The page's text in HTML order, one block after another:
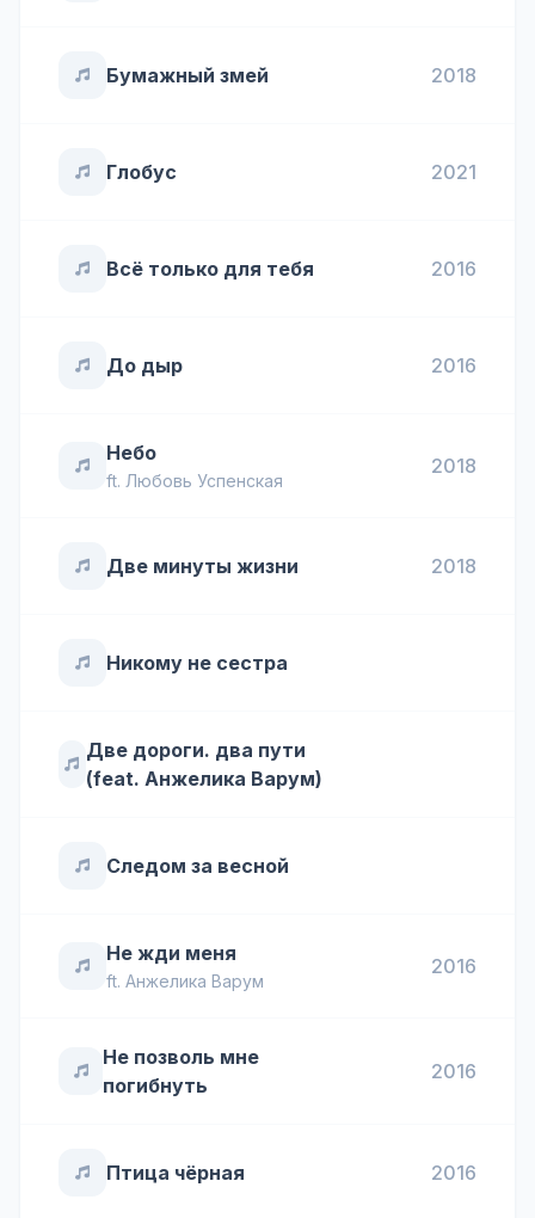
Бумажный змей 2018
Глобус 2021
Всё только для тебя 2016
До дыр 2016
Небо
ft. Любовь Успенская
2018
Две минуты жизни 2018
Никому не сестра
Две дороги. два пути
(feat. Анжелика Варум)
Следом за весной
Не жди меня
ft. Анжелика Варум
2016
Не позволь мне
погибнуть
2016
Птица чёрная 2016